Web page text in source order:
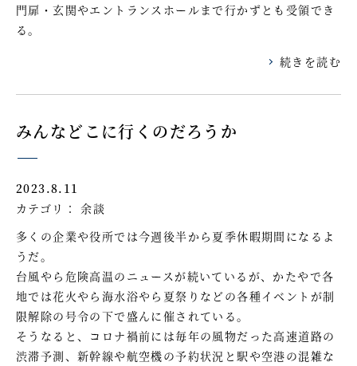
門扉・玄関やエントランスホールまで行かずとも受領でき
る。
続きを読む
みんなどこに行くのだろうか
2023.8.11
カテゴリ： 余談
多くの企業や役所では今週後半から夏季休暇期間になるよ
うだ。
台風やら危険高温のニュースが続いているが、かたやで各
地では花火やら海水浴やら夏祭りなどの各種イベントが制
限解除の号令の下で盛んに催されている。
そうなると、コロナ禍前には毎年の風物だった高速道路の
渋滞予測、新幹線や航空機の予約状況と駅や空港の混雑な